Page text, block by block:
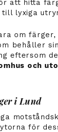
att hitta
lyxiga
om färger,
behåller
eftersom
och
i Lund
för